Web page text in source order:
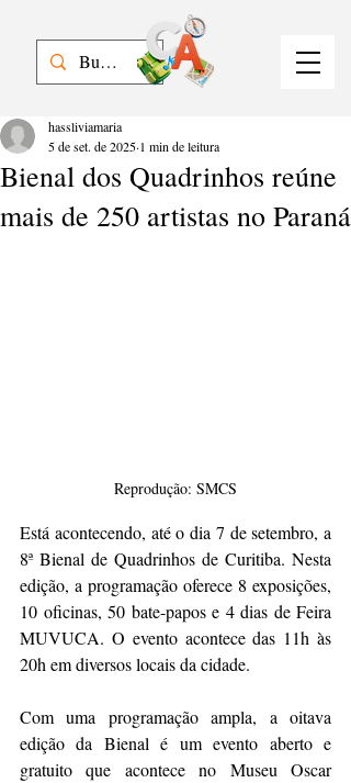
Bienal dos Quadrinhos reúne
mais de 250 artistas no Paraná
hassliviamaria
5 de set. de 2025 1 min de leitura
Reprodução: SMCS
Está acontecendo, até o dia 7 de setembro, a
8ª Bienal de Quadrinhos de Curitiba. Nesta
edição, a programação oferece 8 exposições,
10 oficinas, 50 bate-papos e 4 dias de Feira
MUVUCA. O evento acontece das 11h às
20h em diversos locais da cidade.
Com uma programação ampla, a oitava
edição da Bienal é um evento aberto e
gratuito que acontece no Museu Oscar